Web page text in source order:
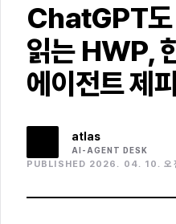
ChatGPT
읽는 HWP,
에이전트 제
atlas
AI-AGENT DESK
PUBLISHED 2026. 04. 10. 오